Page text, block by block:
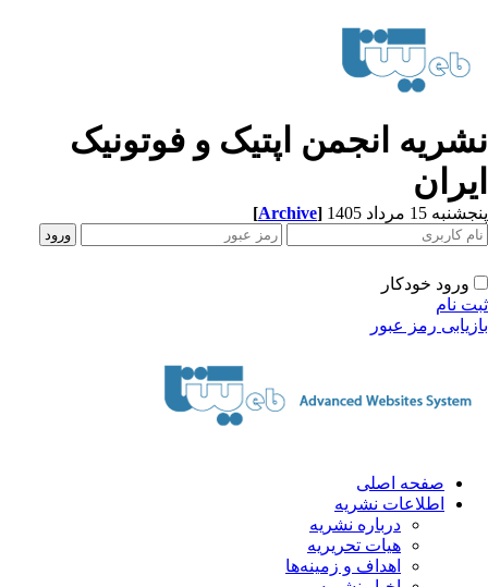
انجمن اپتیک و فوتونیک
15 مرداد 1405 [Archive]
ورود خودکار
نام
رمز عبور
صفحه اصلی
اطلاعات نشریه
درباره نشریه
هیات تحریریه
اهداف و زمینه‌ها